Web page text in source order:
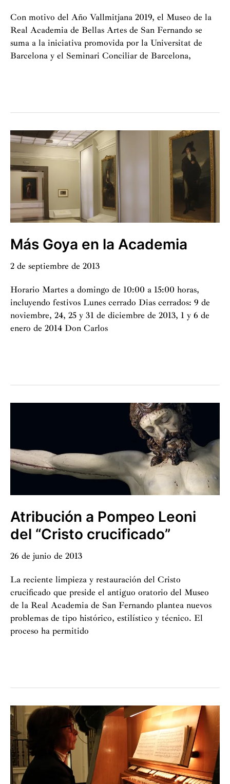
Con motivo del Año Vallmitjana 2019, el Museo de la
Real Academia de Bellas Artes de San Fernando se
suma a la iniciativa promovida por la Universitat de
Barcelona y el Seminari Conciliar de Barcelona,
2019
Más Goya en la Academia
2 de septiembre de 2013
Horario Martes a domingo de 10:00 a 15:00 horas,
incluyendo festivos Lunes cerrado Dias cerrados: 9 de
noviembre, 24, 25 y 31 de diciembre de 2013, 1 y 6 de
enero de 2014 Don Carlos
en
la
Atribución a Pompeo Leoni
del “Cristo crucificado”
26 de junio de 2013
La reciente limpieza y restauración del Cristo
crucificado que preside el antiguo oratorio del Museo
de la Real Academia de San Fernando plantea nuevos
problemas de tipo histórico, estilístico y técnico. El
proceso ha permitido
Pompeo
Leoni
del
“Cristo
crucificado”